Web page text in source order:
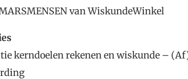
van WiskundeWinkel
kerndoelen rekenen en wiskunde –